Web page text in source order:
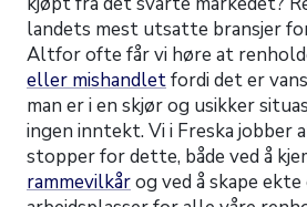
landets mest utsatte bransjer
Altfor ofte får vi høre at
eller mishandletfordi det er
man er i en skjør og usikker
ingen inntekt. Vi i Freska jobber
stopper for dette, både ved å
rammevilkårog ved å skape